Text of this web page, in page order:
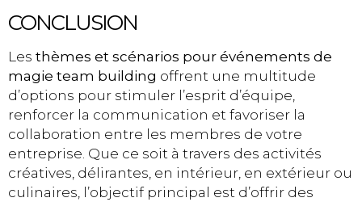
CONCLUSION
Les thèmes et scénarios pour événements de
magie team building offrent une multitude
d’options pour stimuler l’esprit d’équipe,
renforcer la communication et favoriser la
collaboration entre les membres de votre
entreprise. Que ce soit à travers des activités
créatives, délirantes, en intérieur, en extérieur ou
culinaires, l’objectif principal est d’offrir des